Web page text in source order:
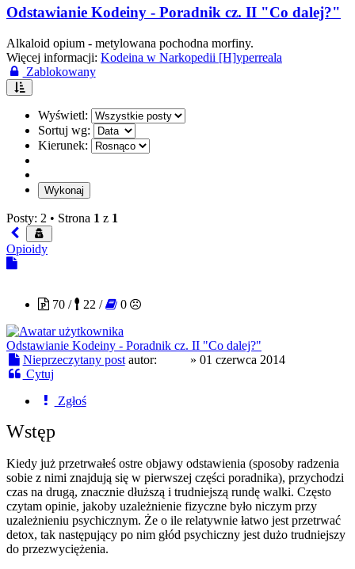
Odstawianie Kodeiny - Poradnik cz. II "Co dalej?"
Alkaloid opium - metylowana pochodna morfiny.
Więcej informacji: Kodeina w Narkopedii [H]yperreala
Zablokowany
Wyświetl:
Sortuj wg:
Kierunek:
Posty: 2 • Strona 1 z 1
Opioidy
70 /
22 / 0
Odstawianie Kodeiny - Poradnik cz. II "Co dalej?"
Nieprzeczytany post autor: » 01 czerwca 2014
Cytuj
Zgłoś
Wstęp
Kiedy już przetrwałeś ostre objawy odstawienia (sposoby radzenia
sobie z nimi znajdują się w pierwszej części poradnika), przychodzi
czas na drugą, znacznie dłuższą i trudniejszą rundę walki. Często
czytam opinie, jakoby uzależnienie fizyczne było niczym przy
uzależnieniu psychicznym. Że o ile relatywnie łatwo jest przetrwać
detox, tak następujący po nim głód psychiczny jest dużo trudniejszy
do przezwyciężenia.